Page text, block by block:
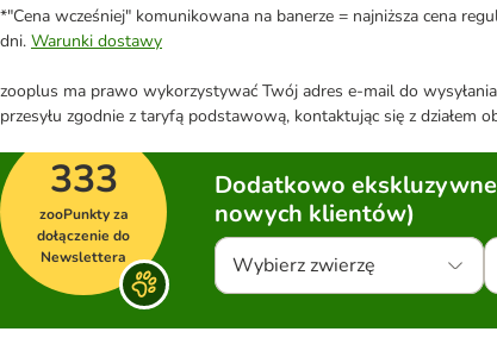
*"Cena wcześniej" komunikowana na banerze = najniższa cena
dni. Warunki dostawy
zooplus ma prawo wykorzystywać Twój adres e-mail do
przesyłu zgodnie z taryfą podstawową, kontaktując się z działem
333
zooPunkty za
dołączenie do
Newslettera
Dodatkowo
nowych klientów)
Wybierz zwierzę